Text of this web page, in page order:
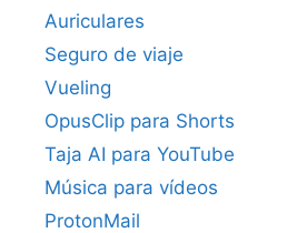
Auriculares
Seguro de viaje
Vueling
OpusClip para Shorts
Taja AI para YouTube
Música para vídeos
ProtonMail